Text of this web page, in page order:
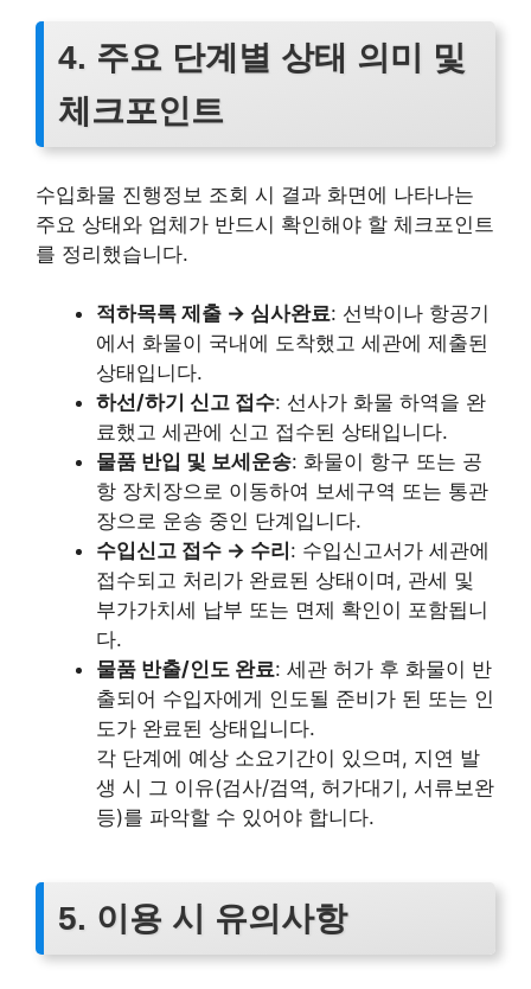
4. 주요 단계별 상태 의미 및
체크포인트
수입화물 진행정보 조회 시 결과 화면에 나타나는
주요 상태와 업체가 반드시 확인해야 할 체크포인트
를 정리했습니다.
적하목록 제출 → 심사완료: 선박이나 항공기
에서 화물이 국내에 도착했고 세관에 제출된
상태입니다.
하선/하기 신고 접수: 선사가 화물 하역을 완
료했고 세관에 신고 접수된 상태입니다.
물품 반입 및 보세운송: 화물이 항구 또는 공
항 장치장으로 이동하여 보세구역 또는 통관
장으로 운송 중인 단계입니다.
수입신고 접수 → 수리 : 수입신고서가 세관에
접수되고 처리가 완료된 상태이며, 관세 및
부가가치세 납부 또는 면제 확인이 포함됩니
다.
물품 반출/인도 완료: 세관 허가 후 화물이 반
출되어 수입자에게 인도될 준비가 된 또는 인
도가 완료된 상태입니다.
각 단계에 예상 소요기간이 있으며, 지연 발
생 시 그 이유(검사/검역, 허가대기, 서류보완
등)를 파악할 수 있어야 합니다.
5. 이용 시 유의사항